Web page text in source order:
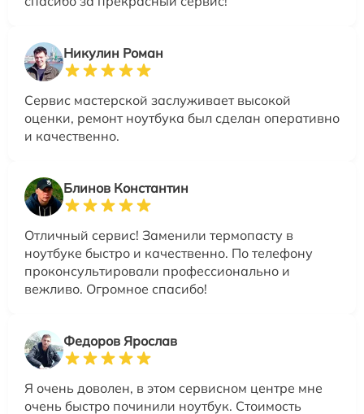
Никулин Роман
Сервис мастерской заслуживает высокой
оценки, ремонт ноутбука был сделан оперативно
и качественно.
Блинов Константин
Отличный сервис! Заменили термопасту в
ноутбуке быстро и качественно. По телефону
проконсультировали профессионально и
вежливо. Огромное спасибо!
Федоров Ярослав
Я очень доволен, в этом сервисном центре мне
очень быстро починили ноутбук. Стоимость